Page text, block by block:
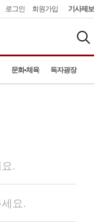
로그인 회원가입 기사제보
문화•체육 독자광장